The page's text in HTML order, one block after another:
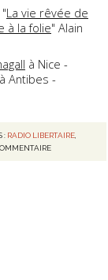
La vie rêvée de
à la folie" Alain
à Nice -
à Antibes -
: RADIO LIBERTAIRE